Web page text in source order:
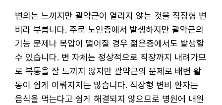
변의는 느끼지만 괄약근이 열리지 않는 것을 직장형 변
비라 부릅니다. 주로 노인층에서 발생하지만 괄약근의
기능 문제나 복압이 떨어질 경우 젊은층에서도 발생할
수 있습니다. 변 자체는 정상적으로 직장까지 내려가므
로 복통을 잘 느끼지 않지만 괄약근의 문제로 배변 활
동이 쉽게 이뤄지지는 않습니다. 직장형 변비 환자는
음식을 먹는다고 쉽게 해결되지 않으므로 병원에 내원